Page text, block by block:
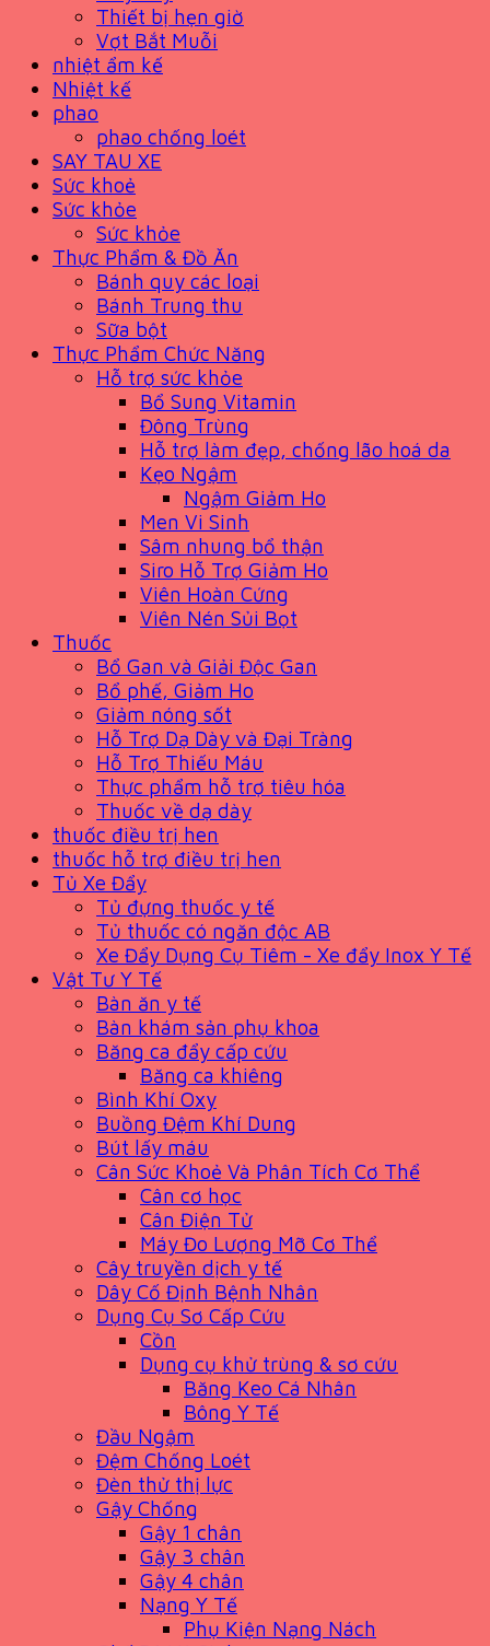
Thiết bị hẹn giờ
Vợt Bắt Muỗi
nhiệt ẩm kế
Nhiệt kế
phao
phao chống loét
SAY TAU XE
Sức khoẻ
Sức khỏe
Sức khỏe
Thực Phẩm & Đồ Ăn
Bánh quy các loại
Bánh Trung thu
Sữa bột
Thực Phẩm Chức Năng
Hỗ trợ sức khỏe
Bổ Sung Vitamin
Đông Trùng
Hỗ trợ làm đẹp, chống lão hoá da
Kẹo Ngậm
Ngậm Giảm Ho
Men Vi Sinh
Sâm nhung bổ thận
Siro Hỗ Trợ Giảm Ho
Viên Hoàn Cứng
Viên Nén Sủi Bọt
Thuốc
Bổ Gan và Giải Độc Gan
Bổ phế, Giảm Ho
Giảm nóng sốt
Hỗ Trợ Dạ Dày và Đại Tràng
Hỗ Trợ Thiếu Máu
Thực phẩm hỗ trợ tiêu hóa
Thuốc về dạ dày
thuốc điều trị hen
thuốc hỗ trợ điều trị hen
Tủ Xe Đẩy
Tủ đựng thuốc y tế
Tủ thuốc có ngăn độc AB
Xe Đẩy Dụng Cụ Tiêm - Xe đẩy Inox Y Tế
Vật Tư Y Tế
Bàn ăn y tế
Bàn khám sản phụ khoa
Băng ca đẩy cấp cứu
Băng ca khiêng
Bình Khí Oxy
Buồng Đệm Khí Dung
Bút lấy máu
Cân Sức Khoẻ Và Phân Tích Cơ Thể
Cân cơ học
Cân Điện Tử
Máy Đo Lượng Mỡ Cơ Thể
Cây truyền dịch y tế
Dây Cố Định Bệnh Nhân
Dụng Cụ Sơ Cấp Cứu
Cồn
Dụng cụ khử trùng & sơ cứu
Băng Keo Cá Nhân
Bông Y Tế
Đầu Ngậm
Đệm Chống Loét
Đèn thử thị lực
Gậy Chống
Gậy 1 chân
Gậy 3 chân
Gậy 4 chân
Nạng Y Tế
Phụ Kiện Nạng Nách